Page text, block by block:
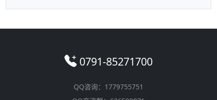
0791-85271700
QQ咨询：1779755751